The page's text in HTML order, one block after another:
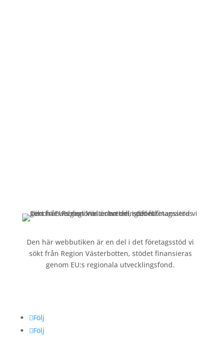
Den här webbutiken är en del i det företagsstöd vi
sökt från Region Västerbotten, stödet finansieras
genom EU:s regionala utvecklingsfond.
Följ
Följ